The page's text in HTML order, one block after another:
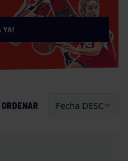
YA!
ORDENAR